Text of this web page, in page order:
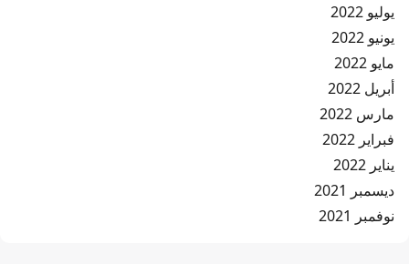
يوليو 2022
يونيو 2022
مايو 2022
أبريل 2022
مارس 2022
فبراير 2022
يناير 2022
ديسمبر 2021
نوفمبر 2021